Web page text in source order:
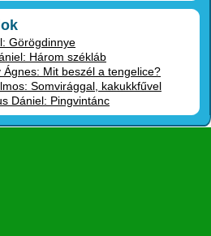
Görögdinnye
Három székláb
Mit beszél a tengelice?
Somvirággal, kakukkfűvel
Dániel: Pingvintánc